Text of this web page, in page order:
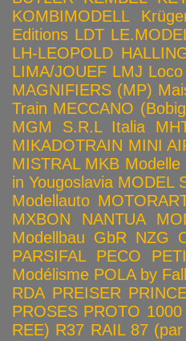
KOMBIMODELL
Editions LDT
LH-LEOPOLD
LIMA/JOUEF LMJ
MAGNIFIERS (MP)
Train MECCANO
MGM S.R.L Italia
MIKADOTRAIN MINI
MISTRAL MKB Modelle
in Yougoslavia MODEL
Modellauto
MXBON
NANTUA
Modellbau GbR NZG
PARSIFAL
PECO
Modélisme POLA by
RDA PREISER
PROSES PROTO
REE) R37 RAIL 87